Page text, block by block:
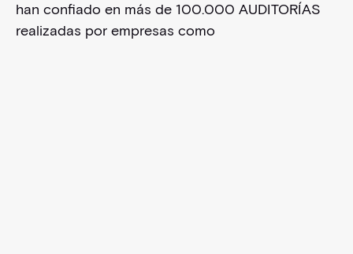
han confiado en más de 100.000 AUDITORÍAS
realizadas por empresas como